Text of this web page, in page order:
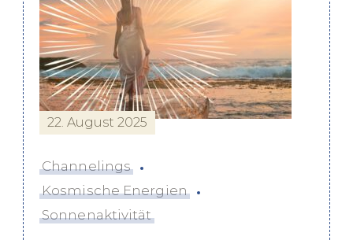
Navigation
22. August 2025
Channelings
Kosmische Energien
Sonnenaktivität